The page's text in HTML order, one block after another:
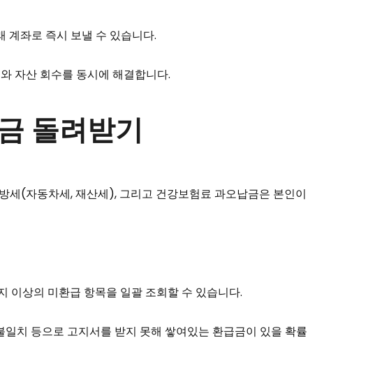
계좌로 즉시 보낼 수 있습니다.
자산 회수를 동시에 해결합니다.
돌려받기
세(자동차세, 재산세), 그리고 건강보험료 과오납금은 본인이
이상의 미환급 항목을 일괄 조회할 수 있습니다.
치 등으로 고지서를 받지 못해 쌓여있는 환급금이 있을 확률